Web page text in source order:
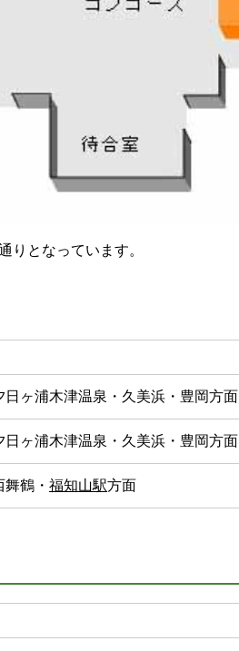
りとなっています。
日ヶ浦木津温泉・久美浜・豊岡方面
日ヶ浦木津温泉・久美浜・豊岡方面
鶴・ 福知山駅方面